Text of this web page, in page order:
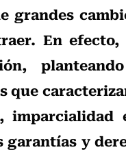
grandes
En
y